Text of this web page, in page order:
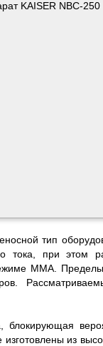
тип
тока, при этом
ММА. Пределы
из